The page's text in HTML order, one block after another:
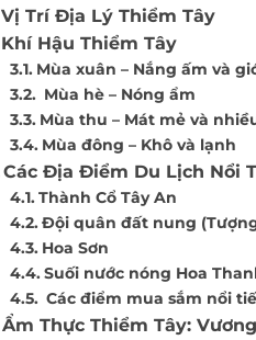
Vị Trí Địa Lý Thiểm Tây
Khí Hậu Thiểm Tây
Mùa xuân – Nắng ấm và
Mùa hè – Nóng ẩm
Mùa thu – Mát mẻ và
Mùa đông – Khô và lạnh
Các Địa Điểm Du Lịch Nổi
Thành Cổ Tây An
Đội quân đất nung
Hoa Sơn
Suối nước nóng Hoa
Các điểm mua sắm nổi
Ẩm Thực Thiểm Tây: